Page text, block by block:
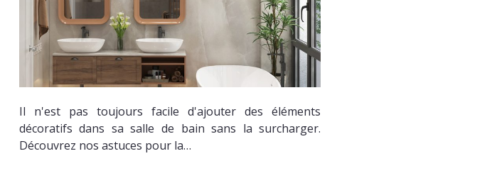
Il n'est pas toujours facile d'ajouter des éléments
décoratifs dans sa salle de bain sans la surcharger.
Découvrez nos astuces pour la…